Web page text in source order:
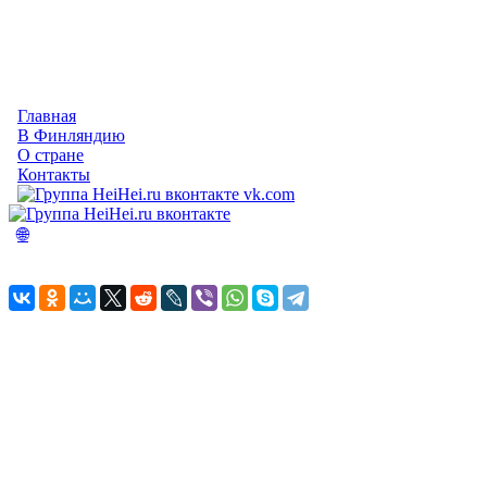
Главная
В Финляндию
О стране
Контакты
vk.com
🌐